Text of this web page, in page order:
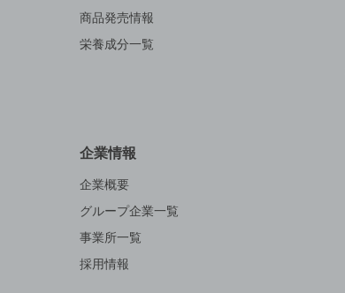
商品発売情報
栄養成分一覧
企業情報
企業概要
グループ企業一覧
事業所一覧
採用情報